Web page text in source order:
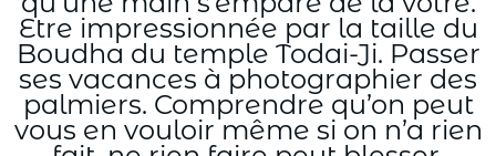
Etre impressionnée par la taille du
Boudha du temple Todai-Ji. Passer
ses vacances à photographier des
palmiers. Comprendre qu’on peut
vous en vouloir même si on n’a rien